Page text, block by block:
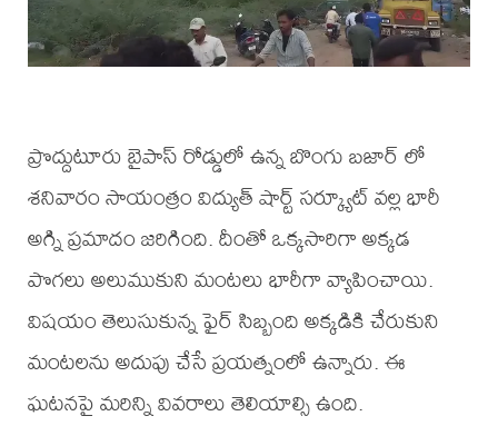
ప్రొద్దుటూరు బైపాస్ రోడ్డులో ఉన్న బొంగు బజార్ లో
శనివారం సాయంత్రం విద్యుత్ షార్ట్ సర్క్యూట్ వల్ల భారీ
అగ్ని ప్రమాదం జరిగింది. దీంతో ఒక్కసారిగా అక్కడ
పొగలు అలుముకుని మంటలు భారీగా వ్యాపించాయి.
విషయం తెలుసుకున్న ఫైర్ సిబ్బంది అక్కడికి చేరుకుని
మంటలను అదుపు చేసే ప్రయత్నంలో ఉన్నారు. ఈ
ఘటనపై మరిన్ని వివరాలు తెలియాల్సి ఉంది.